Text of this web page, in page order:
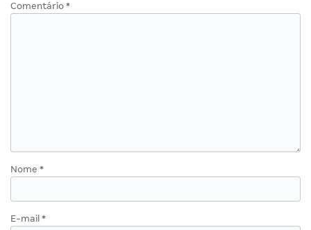
Comentário *
Nome *
E-mail *